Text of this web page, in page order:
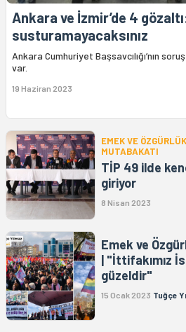
Ankara ve İzmir’de 4
susturamayacaksınız
Ankara Cumhuriyet Başsavcılığı’nın
var.
19 Haziran 2023
EMEK VE
MUTABAKATI
TİP 49 ilde
giriyor
8 Nisan 2023
Emek ve
| "İttifakımız
güzeldir"
15 Ocak 2023 Tuğçe